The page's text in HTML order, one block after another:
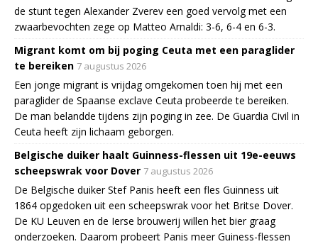
de stunt tegen Alexander Zverev een goed vervolg met een
zwaarbevochten zege op Matteo Arnaldi: 3-6, 6-4 en 6-3.
Migrant komt om bij poging Ceuta met een paraglider
te bereiken 7 augustus 2026
Een jonge migrant is vrijdag omgekomen toen hij met een
paraglider de Spaanse exclave Ceuta probeerde te bereiken.
De man belandde tijdens zijn poging in zee. De Guardia Civil in
Ceuta heeft zijn lichaam geborgen.
Belgische duiker haalt Guinness-flessen uit 19e-eeuws
scheepswrak voor Dover 7 augustus 2026
De Belgische duiker Stef Panis heeft een fles Guinness uit
1864 opgedoken uit een scheepswrak voor het Britse Dover.
De KU Leuven en de Ierse brouwerij willen het bier graag
onderzoeken. Daarom probeert Panis meer Guiness-flessen